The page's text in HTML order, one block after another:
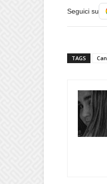
Seguici su
TAGS